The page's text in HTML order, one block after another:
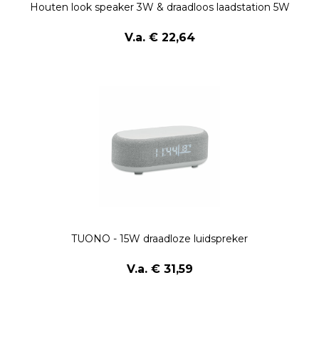
Houten look speaker 3W & draadloos laadstation 5W
V.a. € 22,64
TUONO - 15W draadloze luidspreker
V.a. € 31,59